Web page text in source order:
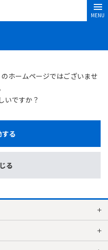
MENU
ホームページではございませ
いですか？
る
る